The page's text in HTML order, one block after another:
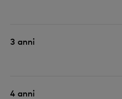
3 anni
4 anni